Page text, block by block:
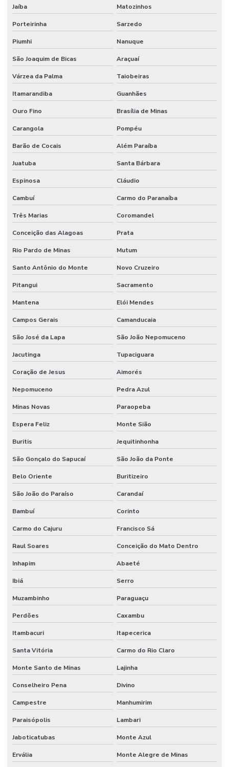
Jaíba Matozinhos
Porteirinha Sarzedo
Piumhi Nanuque
São Joaquim de Bicas Araçuaí
Várzea da Palma Taiobeiras
Itamarandiba Guanhães
Ouro Fino Brasília de Minas
Carangola Pompéu
Barão de Cocais Além Paraíba
Juatuba Santa Bárbara
Espinosa Cláudio
Cambuí Carmo do Paranaíba
Três Marias Coromandel
Conceição das Alagoas Prata
Rio Pardo de Minas Mutum
Santo Antônio do Monte Novo Cruzeiro
Pitangui Sacramento
Mantena Elói Mendes
Campos Gerais Camanducaia
São José da Lapa São João Nepomuceno
Jacutinga Tupaciguara
Coração de Jesus Aimorés
Nepomuceno Pedra Azul
Minas Novas Paraopeba
Espera Feliz Monte Sião
Buritis Jequitinhonha
São Gonçalo do Sapucaí São João da Ponte
Belo Oriente Buritizeiro
São João do Paraíso Carandaí
Bambuí Corinto
Carmo do Cajuru Francisco Sá
Raul Soares Conceição do Mato Dentro
Inhapim Abaeté
Ibiá Serro
Muzambinho Paraguaçu
Perdões Caxambu
Itambacuri Itapecerica
Santa Vitória Carmo do Rio Claro
Monte Santo de Minas Lajinha
Conselheiro Pena Divino
Campestre Manhumirim
Paraisópolis Lambari
Jaboticatubas Monte Azul
Ervália Monte Alegre de Minas